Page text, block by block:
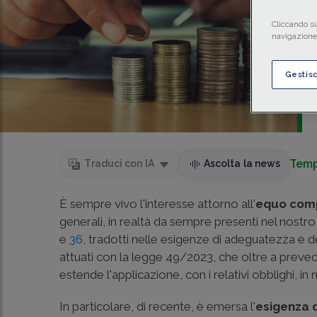
Traduci con IA Ascolta la news
È sempre vivo l'interesse attorno all'equo
generali, in realtà da sempre presenti nel
e 36, tradotti nelle esigenze di adeguatezza e
attuati con la legge 49/2023, che oltre a
estende l'applicazione, con i relativi obblighi, in
In particolare, di recente, è emersa l'esigenza
Cliccando